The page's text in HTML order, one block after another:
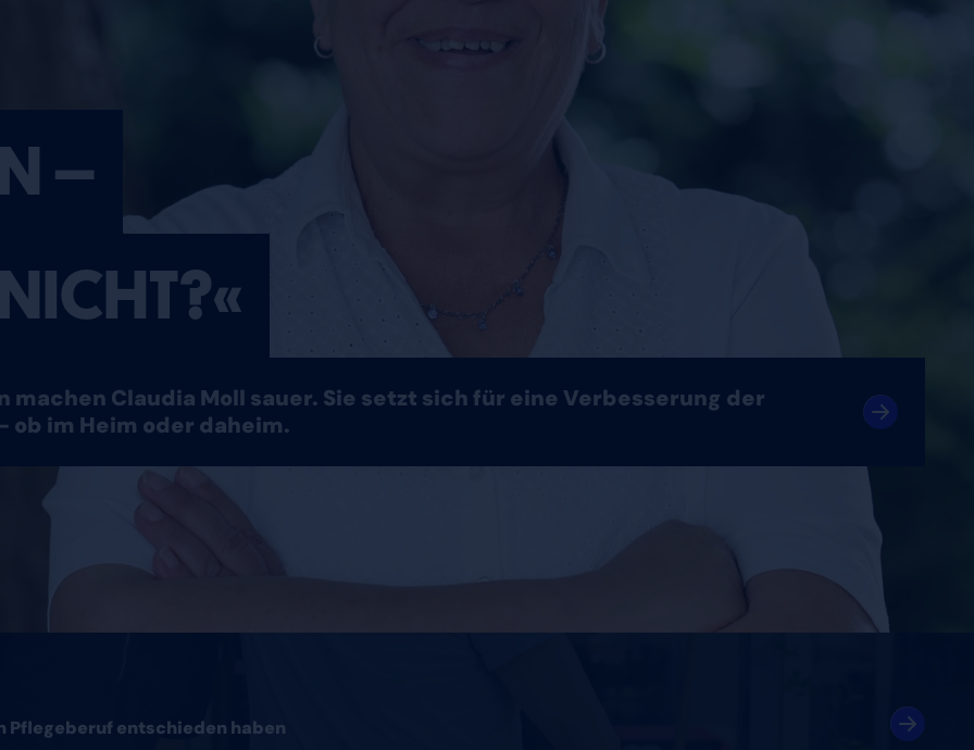
–
machen Claudia Moll sauer. Sie setzt sich für eine Verbesserung der
ob im Heim oder daheim.
Pflegeberuf entschieden haben